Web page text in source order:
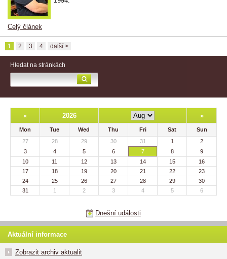
Celý článek
1 2 3 4 další >
Hledat na stránkách
« 2026 »
Mon Tue Wed Thu Fri Sat
Sun
27
28 29 30 31 1
2
3
4 5 6 7 8
9
10
11 12 13 14 15
16
17
18 19 20 21 22
23
24
25 26 27 28 29
30
31
1 2 3 4 5 6
Dnešní události
Aktuální informace
Zobrazit archiv aktualit